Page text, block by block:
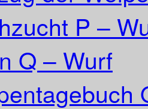
P –
Q – Wurf